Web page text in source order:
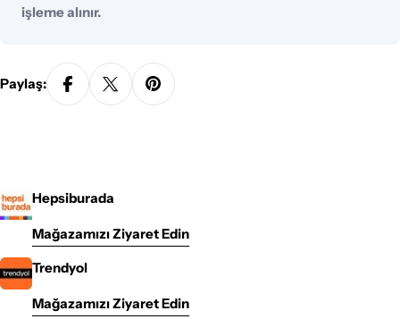
işleme alınır.
Paylaş:
Hepsiburada
Mağazamızı Ziyaret Edin
Trendyol
Mağazamızı Ziyaret Edin